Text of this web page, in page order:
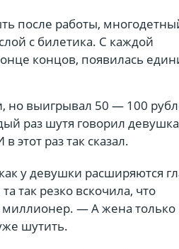
после работы,
с билетика. С каждой
концов, появилась
но выигрывал 50 — 100
раз шутя говорил
этот раз так сказал.
у девушки расширяются
так резко вскочила, что
миллионер. — А жена только
шутить.